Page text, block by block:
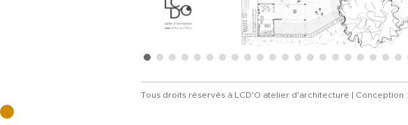
Tous droits réservés à LCD'O atelier d'architecture | Conception :